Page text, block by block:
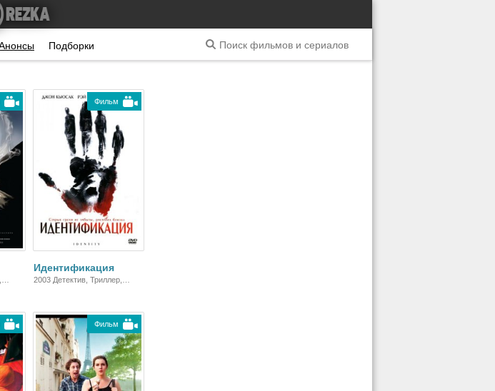
Подборки
Фильм
Идентификация
2003 Детектив, Триллер,
Фильм